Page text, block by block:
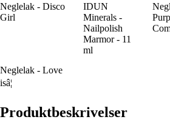
Neglelak - Disco
Girl
IDUN
Minerals -
Nailpolish
Marmor - 11
ml
Neglelak - Love
isâ¦
Produktbeskrivelser